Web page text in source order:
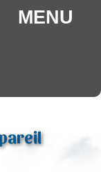
MENU